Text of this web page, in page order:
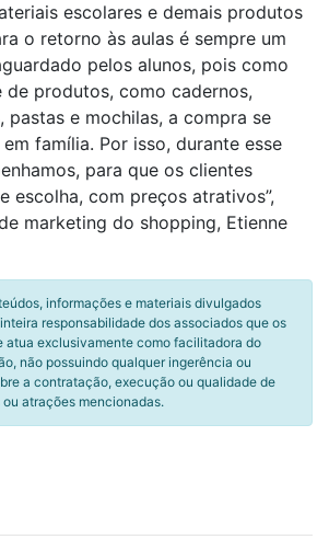
escolares e demais produtos
o retorno às aulas é sempre um
pelos alunos, pois como
de produtos, como cadernos,
pastas e mochilas, a compra se
família. Por isso, durante esse
para que os clientes
escolha, com preços atrativos”,
marketing do shopping, Etienne
informações e materiais divulgados
responsabilidade dos associados que os
atua exclusivamente como facilitadora do
não possuindo qualquer ingerência ou
a contratação, execução ou qualidade de
atrações mencionadas.